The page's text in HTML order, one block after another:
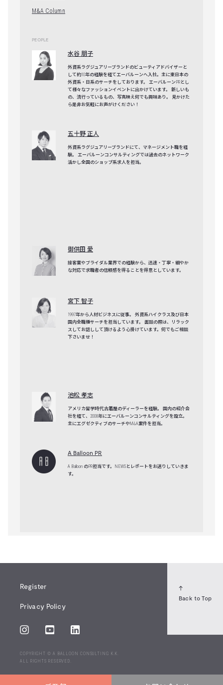
M&A Column
PEOPLE
水谷 朋子
外資系ラグジュアリーブランドのビューティアドバイザーと
して約10年の経験を経てエーバルーンへ入社。主に東日本の
外資系・日系のサーチをしております。 エーバルーンPRとし
て様々なファッションイベントに出かけています。 新しいも
の、流行っているもの、写真映え何でも興味あり。 見かけた
ら是非お気軽にお声がけください！
五十野 正人
外資系ラグジュアリーブランドにて、マネージメント職を経
験。 エーバルーンコンサルティングでは過去のネットワーク
活かし全国のショップ系求人を担当。
御供田 愛
接客業やブライダル業界での経験から、迅速・丁寧・細やか
な対応で求職者の信頼感を得ることを得意としています。
宮下 智子
1997年から人材ビジネスに従事。 外資系ハイクラス及び日本
国内全職種サーチを担当しています。 面談の際は、リラック
スしてお話しして頂けるよう心掛けています。何でもご相談
下さいませ！
池松 孝志
アメリカ留学時代,古着屋のディーラーを経験。 国内の紹介会
社を経て、2008年にエーバルーンコンサルティングを設立。
主にエグゼクティブのサーチやM&A案件を担当。
A Balloon PR
A Balloon のPR担当です。NEWSとレポートをお送りしていきま
す。
Register
Privacy Policy
COPYRIGHT © A BALLOON CONSULTING K.K.
ALL RIGHTS RESERVED.
↑
Back to Top